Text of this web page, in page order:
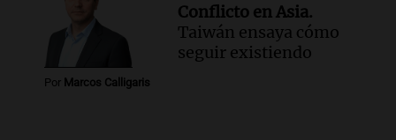
Por Marcos Calligaris
Conflicto en Asia.
Taiwán ensaya cómo
seguir existiendo